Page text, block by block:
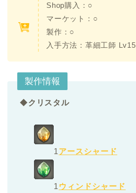
Shop購入：○
マーケット：○
製作：○
入手方法：革細工師 Lv15
製作情報
◆クリスタル
1アースシャード
1 ウィンドシャード